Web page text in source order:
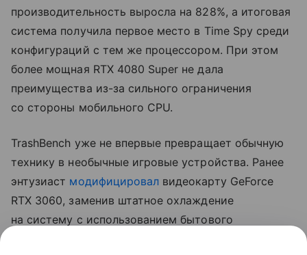
производительность выросла на 828%, а итоговая
система получила первое место в Time Spy среди
конфигураций с тем же процессором. При этом
более мощная RTX 4080 Super не дала
преимущества из-за сильного ограничения
со стороны мобильного CPU.
TrashBench уже не впервые превращает обычную
технику в необычные игровые устройства. Ранее
энтузиаст модифицировал видеокарту GeForce
RTX 3060, заменив штатное охлаждение
на систему с использованием бытового